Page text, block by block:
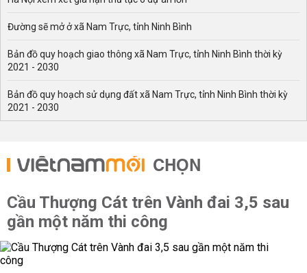
Đường sẽ mở ở xã Nam Trực, tỉnh Ninh Bình
Bản đồ quy hoạch giao thông xã Nam Trực, tỉnh Ninh Bình thời kỳ
2021 - 2030
Bản đồ quy hoạch sử dụng đất xã Nam Trực, tỉnh Ninh Bình thời kỳ
2021 - 2030
CHỌN
Cầu Thượng Cát trên Vành đai 3,5 sau
gần một năm thi công